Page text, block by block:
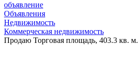
объявление
Объявления
Недвижимость
Коммерческая недвижимость
Продаю Торговая площадь, 403.3 кв. м.